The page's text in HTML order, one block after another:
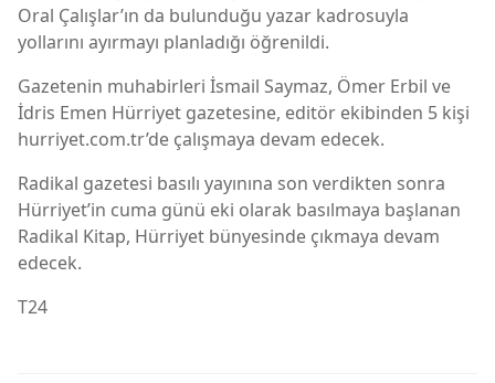
Oral Çalışlar’ın da bulunduğu yazar kadrosuyla
yollarını ayırmayı planladığı öğrenildi.
Gazetenin muhabirleri İsmail Saymaz, Ömer Erbil ve
İdris Emen Hürriyet gazetesine, editör ekibinden 5 kişi
hurriyet.com.tr’de çalışmaya devam edecek.
Radikal gazetesi basılı yayınına son verdikten sonra
Hürriyet’in cuma günü eki olarak basılmaya başlanan
Radikal Kitap, Hürriyet bünyesinde çıkmaya devam
edecek.
T24